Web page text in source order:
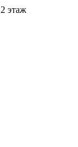
этаж